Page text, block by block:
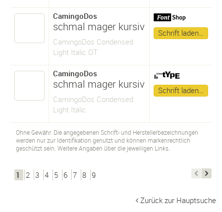
CamingoDos
schmal mager kursiv
CamingoDos Condensed
Light Italic OT
Schrift laden…
CamingoDos
schmal mager kursiv
CamingoDos Condensed
Light Italic
Schrift laden…
Ohne Gewähr. Die angegebenen Schrift- und Herstellerbezeichnungen
werden nur zur Identifikation genutzt und können markenrechtlich
geschützt sein. Weitere Angaben über die jeweiligen Links.
1 2 3 4 5 6 7 8 9
Zurück zur Hauptsuche